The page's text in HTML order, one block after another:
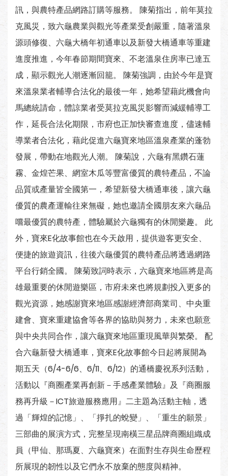
訊，與農特產品網路訂購等服務。 陳菊指出，前年莫拉
克風災，致六龜農業與觀光等產業受創嚴重，隨著溫泉
源頭修復、六龜大橋年初通車以及新發大橋通車等重建
進度推進，今年春節期間寶來、不老溫泉住房率已達五
成，顯示觀光人潮逐漸回籠。 陳菊強調，由於今年是寶
來溫泉業者輔導合法化的最後一年，她希望藉此機會向
馬總統請命，體諒業者受莫拉克風災影響而減緩輔導工
作，延長合法化期限，市府也正加快審查進度，儘速輔
導業者合法化，藉此促進六龜寶來地區溫泉產業的蓬勃
發展，帶動在地觀光人潮。 陳菊說，六龜有黑鑽石蓮
霧、金煌芒果、網室木瓜等豐富優質的農特產品，不論
品質或產量皆全國第一，希望新發大橋通車後，讓六龜
優質的農產運輸往來無礙，她也邀請全國朋友來六龜品
嚐最優質的農特產，體驗屬於六龜獨有的休閒樂趣。 此
外，寶來E化故事館也在今天啟用，提供遊客更安全、
便捷的旅遊資訊，往後六龜優質的農特產品將透過網路
平台行銷全國。 陳菊致詞時表示，六龜寶來地區將是高
雄最重要的休閒遊樂區，市府未來也將規劃投入更多的
觀光資源，她感謝寶來地區感謝經濟部商業司、中央重
建會、寶來重建協會等各界的協助與努力，未來也願意
與中央共同合作，讓六龜寶來地區重現風華與繁榮。 配
合六龜新發大橋通車，寶來E化故事館今日起將展開為
期五天（6/4-6/6、6/11、6/12）的通橋慶祝系列活動，
活動以『商圈產業再創新－手感產業體驗』及『商圈服
務再升級－ICT旅遊服務應用』二主題為活動主軸，透
過「輝煌的記憶」、「掙扎的蛻變」、「重生的願景」
三部曲的展演方式，完整呈現南橫三星品牌商圈組織成
員（甲仙、那瑪夏、六龜寶來）在面對生存與生命歷程
所展現的韌性以及它們永不放棄的態度與精神。